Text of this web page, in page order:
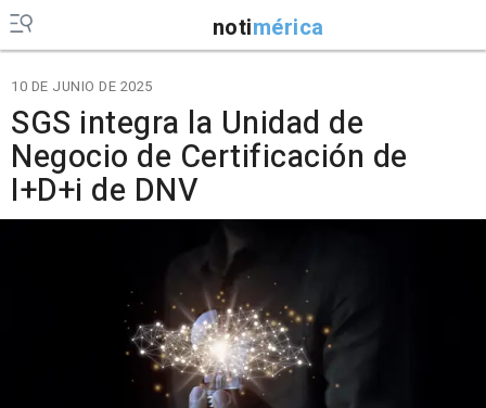
notimérica
10 DE JUNIO DE 2025
SGS integra la Unidad de
Negocio de Certificación de
I+D+i de DNV